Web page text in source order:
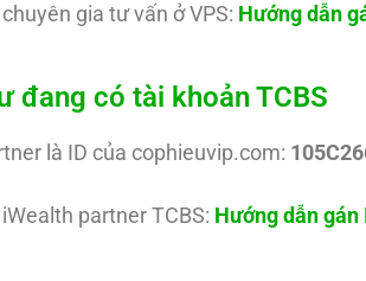
gia tư vấn ở VPS: Hướng dẫn
đang có tài khoản TCBS
là ID của cophieuvip.com:
partner TCBS: Hướng dẫn gán